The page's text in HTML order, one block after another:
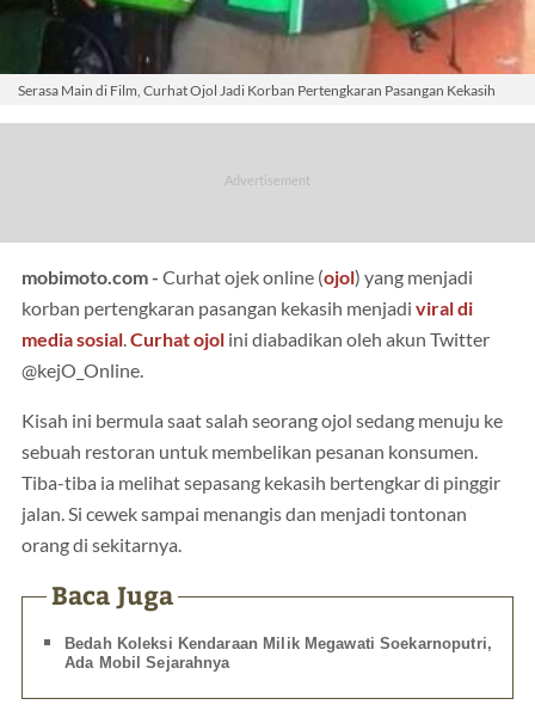
Serasa Main di Film, Curhat Ojol Jadi Korban Pertengkaran Pasangan Kekasih
mobimoto.com - Curhat ojek online (ojol) yang menjadi
korban pertengkaran pasangan kekasih menjadi viral di
media sosial.Curhat ojol ini diabadikan oleh akun Twitter
@kejO_Online.
Kisah ini bermula saat salah seorang ojol sedang menuju ke
sebuah restoran untuk membelikan pesanan konsumen.
Tiba-tiba ia melihat sepasang kekasih bertengkar di pinggir
jalan. Si cewek sampai menangis dan menjadi tontonan
orang di sekitarnya.
Baca Juga
Bedah Koleksi Kendaraan Milik Megawati Soekarnoputri,
Ada Mobil Sejarahnya